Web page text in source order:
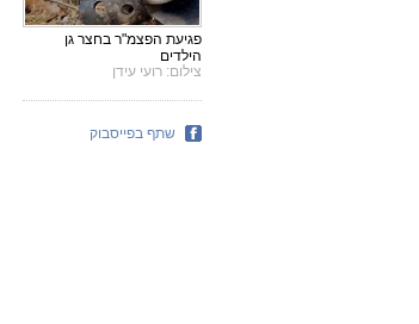
פגיעת הפצמ"ר בחצר גן
הילדים
צילום: רועי עידן
שתף בפייסבוק